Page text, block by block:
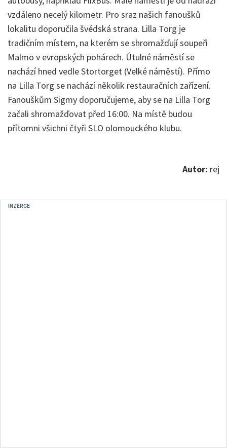
vzdáleno necelý kilometr. Pro sraz našich fanoušků
lokalitu doporučila švédská strana. Lilla Torg je
tradičním místem, na kterém se shromažďují soupeři
Malmö v evropských pohárech. Útulné náměstí se
nachází hned vedle Stortorget (Velké náměstí). Přímo
na Lilla Torg se nachází několik restauračních zařízení.
Fanouškům Sigmy doporučujeme, aby se na Lilla Torg
začali shromažďovat před 16:00. Na místě budou
přítomni všichni čtyři SLO olomouckého klubu.
Autor: rej
INZERCE